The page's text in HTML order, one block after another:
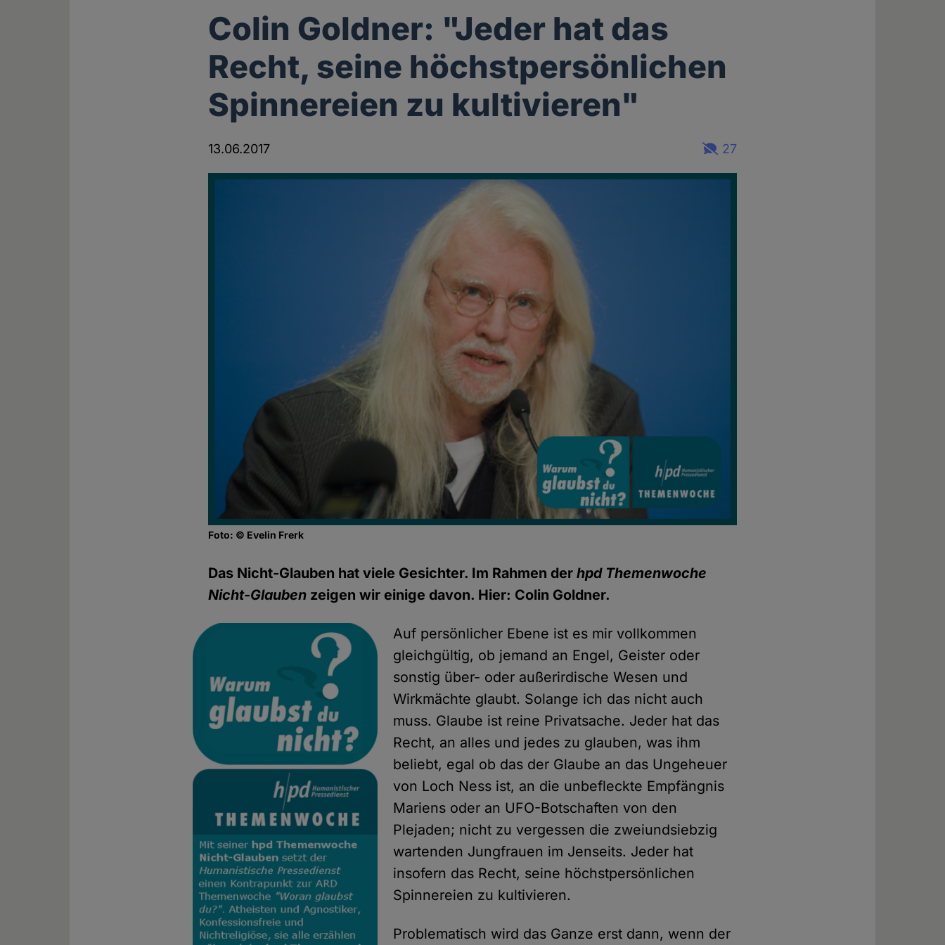
Colin Goldner: "Jeder hat das
Recht, seine höchstpersönlichen
Spinnereien zu kultivieren"
13.06.2017 27
Foto: © Evelin Frerk
Das Nicht-Glauben hat viele Gesichter. Im Rahmen derhpd Themenwoche
Nicht-Glauben zeigen wir einige davon. Hier: Colin Goldner.
Auf persönlicher Ebene ist es mir vollkommen
gleichgültig, ob jemand an Engel, Geister oder
sonstig über- oder außerirdische Wesen und
Wirkmächte glaubt. Solange ich das nicht auch
muss. Glaube ist reine Privatsache. Jeder hat das
Recht, an alles und jedes zu glauben, was ihm
beliebt, egal ob das der Glaube an das Ungeheuer
von Loch Ness ist, an die unbefleckte Empfängnis
Mariens oder an UFO-Botschaften von den
Plejaden; nicht zu vergessen die zweiundsiebzig
wartenden Jungfrauen im Jenseits. Jeder hat
insofern das Recht, seine höchstpersönlichen
Spinnereien zu kultivieren.
Problematisch wird das Ganze erst dann, wenn der